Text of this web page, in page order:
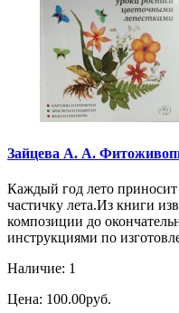
Зайцева А. А.
Каждый год лето
частичку лета.Из книги
композиции до
инструкциями по
Наличие: 1
Цена: 100.00руб.